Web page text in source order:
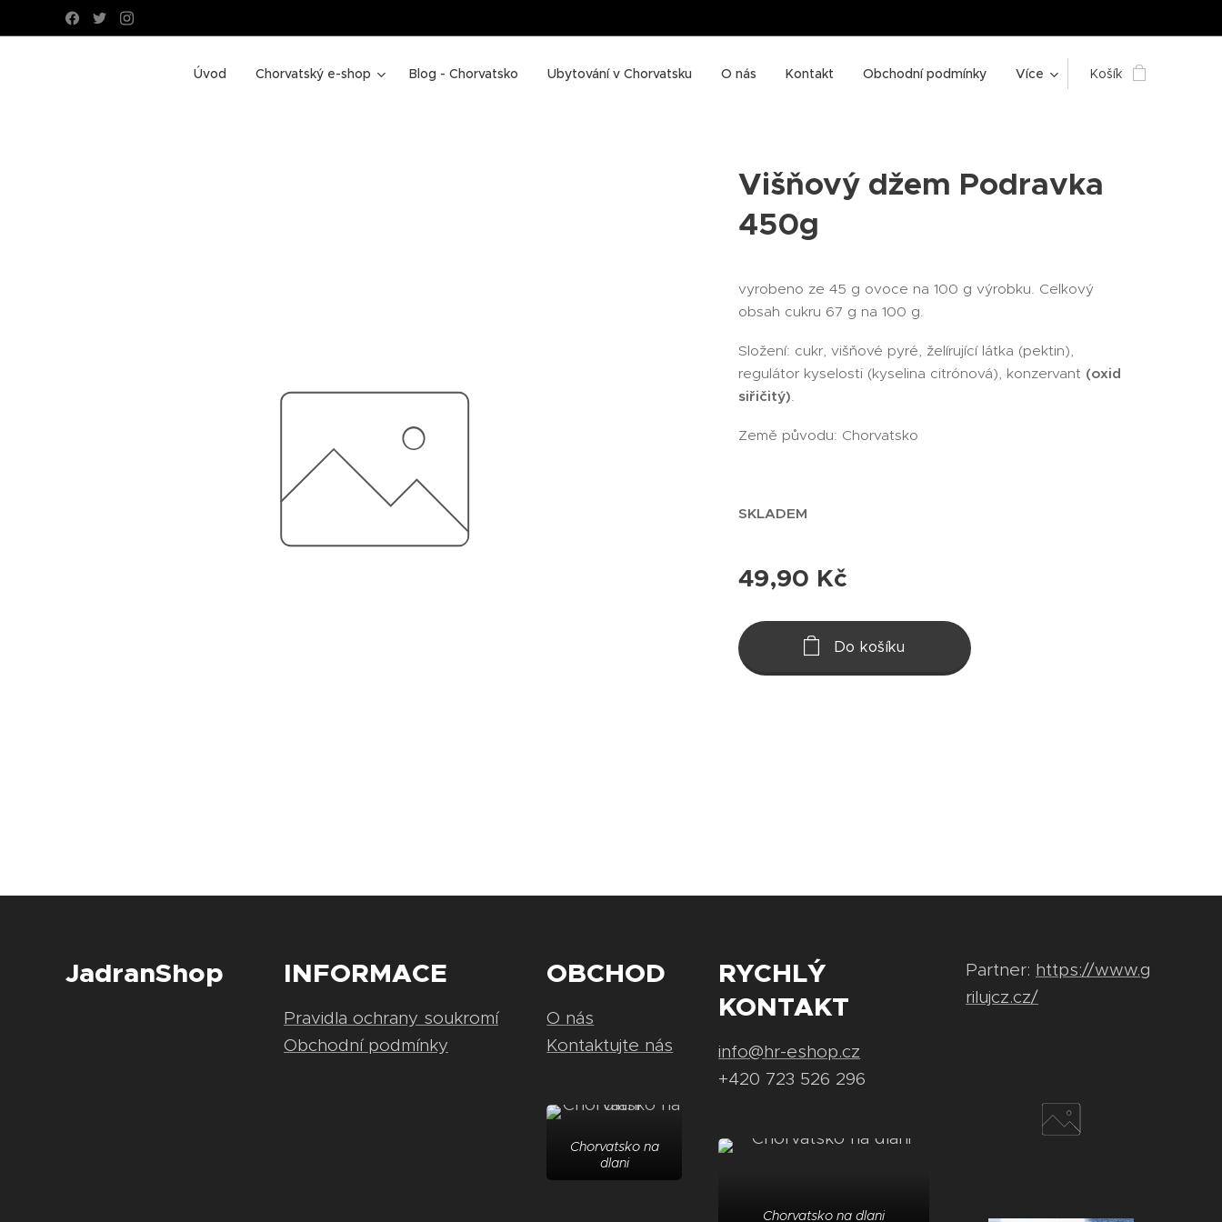
Úvod Chorvatský e-shop Blog - Chorvatsko Ubytování v Chorvatsku O nás Kontakt Obchodní podmínky Více Košík
Višňový džem Podravka
450g
vyrobeno ze 45 g ovoce na 100 g výrobku. Celkový
obsah cukru 67 g na 100 g.
Složení: cukr, višňové pyré, želírující látka (pektin),
regulátor kyselosti (kyselina citrónová), konzervant (oxid
siřičitý).
Země původu: Chorvatsko
SKLADEM
49,90 Kč
Do košíku
JadranShop INFORMACE
Pravidla ochrany soukromí
Obchodní podmínky
OBCHOD
O nás
Kontaktujte nás
Chorvatsko na
dlani
RYCHLÝ
KONTAKT
info@hr-eshop.cz
+420 723 526 296
Chorvatsko na dlani
Partner: https://www.g
rilujcz.cz/